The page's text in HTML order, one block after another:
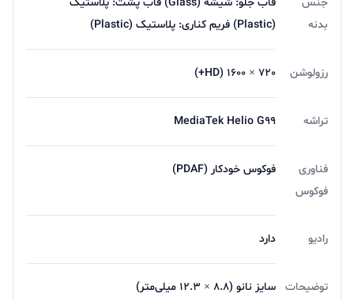
جنس
بدنه
قاب جلو: شیشه (Glass) قاب پشت: پلاستیک
(Plastic) فریم کناری: پلاستیک (Plastic)
رزولوشن 720 × 1600 (HD+)
تراشه MediaTek Helio G99
فناوری
فوکوس
فوکوس خودکار (PDAF)
رادیو دارد
توضیحات
سایز نانو (۸.۸ × ۱۲.۳ میلی‌متر)